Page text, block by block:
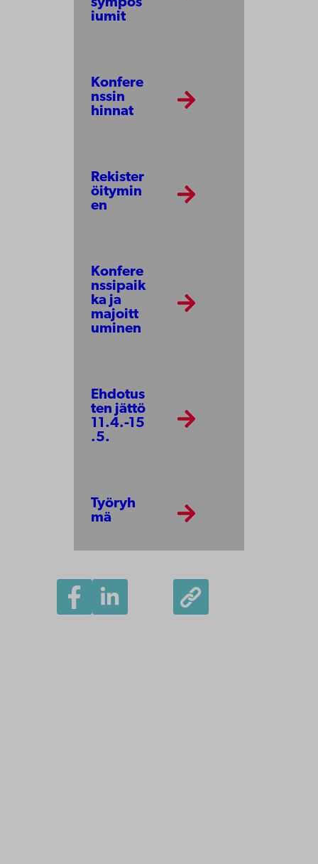
sympos
iumit
Konfere
nssin
hinnat
Rekister
öitymin
en
Konfere
nssipaik
ka ja
majoitt
uminen
Ehdotus
ten jättö
11.4.-15
.5.
Työryh
mä